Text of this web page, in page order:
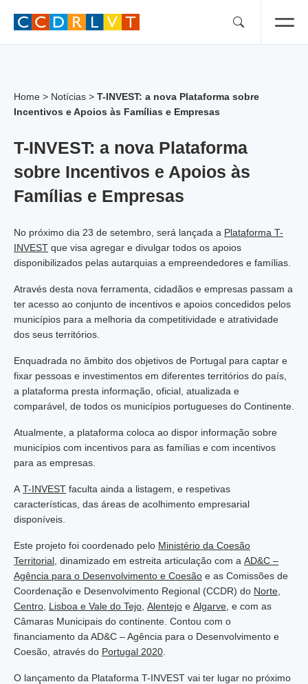
Home > Notícias > T-INVEST: a nova Plataforma sobre
Incentivos e Apoios às Famílias e Empresas
T-INVEST: a nova Plataforma
sobre Incentivos e Apoios às
Famílias e Empresas
No próximo dia 23 de setembro, será lançada a Plataforma T-
INVEST que visa agregar e divulgar todos os apoios
disponibilizados pelas autarquias a empreendedores e famílias.
Através desta nova ferramenta, cidadãos e empresas passam a
ter acesso ao conjunto de incentivos e apoios concedidos pelos
municípios para a melhoria da competitividade e atratividade
dos seus territórios.
Enquadrada no âmbito dos objetivos de Portugal para captar e
fixar pessoas e investimentos em diferentes territórios do país,
a plataforma presta informação, oficial, atualizada e
comparável, de todos os municípios portugueses do Continente.
Atualmente, a plataforma coloca ao dispor informação sobre
municípios com incentivos para as famílias e com incentivos
para as empresas.
A T-INVEST faculta ainda a listagem, e respetivas
características, das áreas de acolhimento empresarial
disponíveis.
Este projeto foi coordenado pelo Ministério da Coesão
Territorial , dinamizado em estreita articulação com a AD&C –
Agência para o Desenvolvimento e Coesão e as Comissões de
Coordenação e Desenvolvimento Regional (CCDR) do Norte
Centro Lisboa e Vale do Tejo Alentejo e Algarve , e com as
Câmaras Municipais do continente. Contou com o
financiamento da AD&C – Agência para o Desenvolvimento e
Coesão, através do Portugal 2020
O lançamento da Plataforma T-INVEST vai ter lugar no próximo